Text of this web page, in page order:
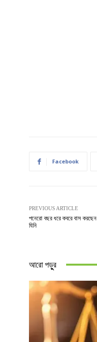
Facebook
PREVIOUS ARTICLE
পনেরো বছর ধরে কবরে বাস করছেন
যিনি
আরো পড়ুুর